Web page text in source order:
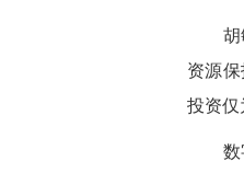
胡敏
资源
投资仅
数字